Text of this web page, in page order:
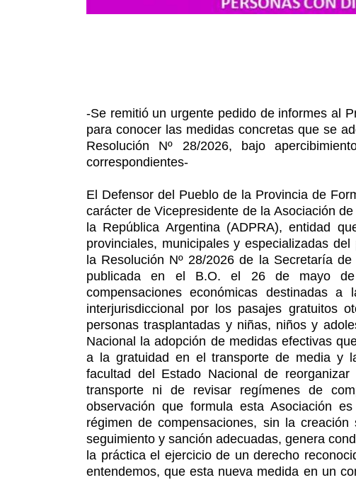
-Se remitió un urgente pedido de informes al
para conocer las medidas concretas que se
Resolución Nº 28/2026, bajo
correspondientes-
El Defensor del Pueblo de la Provincia de
carácter de Vicepresidente de la Asociación
la República Argentina (ADPRA), entidad
provinciales, municipales y especializadas
la Resolución Nº 28/2026 de la Secretaría
publicada en el B.O. el 26 de mayo
compensaciones económicas destinadas
interjurisdiccional por los pasajes gratuitos
personas trasplantadas y niñas, niños y
Nacional la adopción de medidas efectivas
a la gratuidad en el transporte de media y
facultad del Estado Nacional de
transporte ni de revisar regímenes de
observación que formula esta Asociación
régimen de compensaciones, sin la
seguimiento y sanción adecuadas, genera
la práctica el ejercicio de un derecho
entendemos, que esta nueva medida en un